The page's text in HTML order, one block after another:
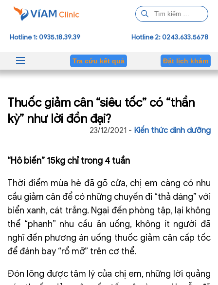
ì
m
h
Hotline 1: 0935.18.39.39 Hotline 2: 0243.633.5678
Tra cứu kết quả Đặt lịch khám
Thuốc giảm cân “siêu tốc” có “thần
kỳ” như lời đồn đại?
23/12/2021 - Kiến thức dinh dưỡng
“Hô biến” 15kg chỉ trong 4 tuần
Thời điểm mùa hè đã gõ cửa, chị em càng có nhu
cầu giảm cân để có những chuyến đi “thả dáng” với
biển xanh, cát trắng. Ngại đến phòng tập, lại không
thể “phanh” nhu cầu ăn uống, không ít người đã
nghĩ đến phương án uống thuốc giảm cân cấp tốc
để đánh bay “rổ mỡ” trên cơ thể.
Đón lõng được tâm lý của chị em, những lời quảng